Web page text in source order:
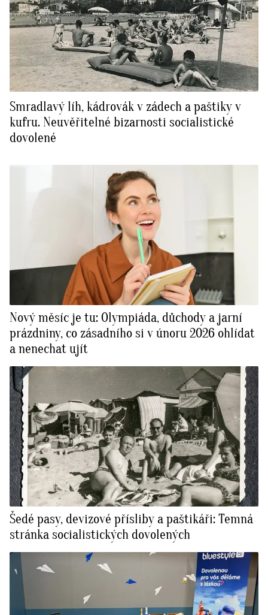
Smradlavý líh, kádrovák v zádech a paštiky v
kufru. Neuvěřitelné bizarnosti socialistické
dovolené
Nový měsíc je tu: Olympiáda, důchody a jarní
prázdniny, co zásadního si v únoru 2026 ohlídat
a nenechat ujít
Šedé pasy, devizové přísliby a paštikáři: Temná
stránka socialistických dovolených